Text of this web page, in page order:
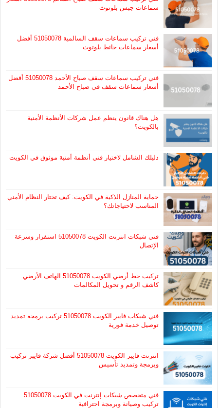
سماعات جبس بلوتوث
فني تركيب سماعات سقف السالمية 51050078 أفضل
أسعار سماعات حائط بلوتوث
فني تركيب سماعات سقف صباح الأحمد 51050078 أفضل
أسعار سماعات سقف في صباح الأحمد
هل هناك قانون ينظم عمل شركات الأنظمة الأمنية
بالكويت؟
دليلك الشامل لاختيار فني أنظمة أمنية موثوق في الكويت
حماية المنازل الذكية في الكويت: كيف تختار النظام الأمني
المناسب لاحتياجاتك؟
فني شبكات انترنت الكويت 51050078 استقرار وسرعة
الإتصال
تركيب خط أرضي الكويت 51050078 الهاتف الأرضي
كاشف الرقم و تحويل المكالمات
فني شبكات فايبر الكويت 51050078 تركيب برمجة تمديد
توصيل خدمة فورية
انترنت فايبر الكويت 51050078 أفضل شركة فايبر تركيب
وبرمجة وتمديد تأسيس
فني متخصص شبكات إنترنت في الكويت 51050078
تركيب وصيانة وبرمجة احترافية